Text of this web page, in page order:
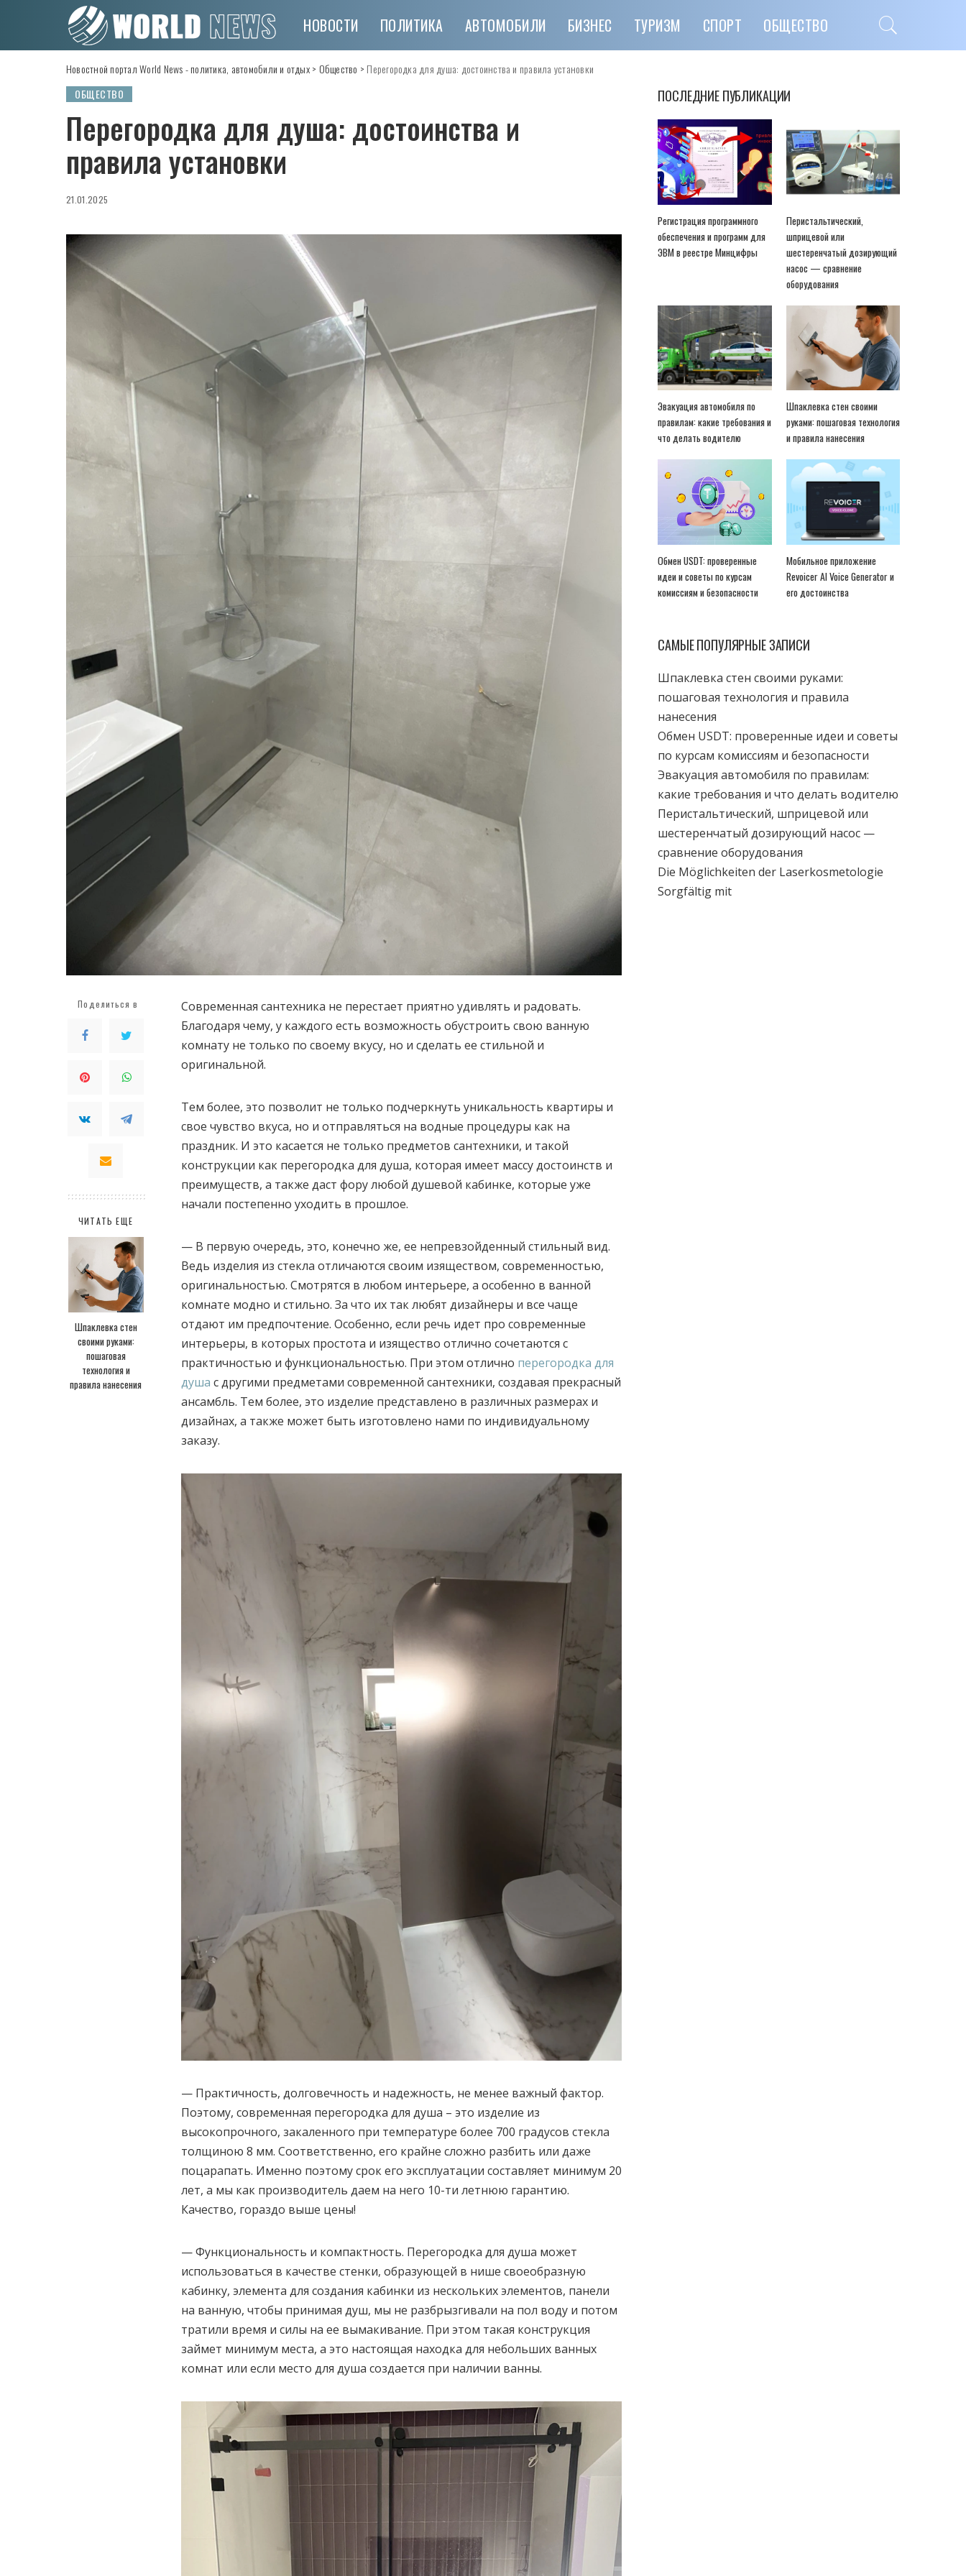
НОВОСТИ ПОЛИТИКА АВТОМОБИЛИ БИЗНЕС ТУРИЗМ СПОРТ ОБЩЕСТВО
Новостной портал World News - политика, автомобили и отдых> Общество > Перегородка для душа: достоинства и правила установки
ОБЩЕСТВО
Перегородка для душа: достоинства и
правила установки
21.01.2025
Поделиться в
ЧИТАТЬ ЕЩЕ
Шпаклевка стен
своими руками:
пошаговая
технология и
правила нанесения
Современная сантехника не перестает приятно удивлять и радовать.
Благодаря чему, у каждого есть возможность обустроить свою ванную
комнату не только по своему вкусу, но и сделать ее стильной и
оригинальной.
Тем более, это позволит не только подчеркнуть уникальность квартиры и
свое чувство вкуса, но и отправляться на водные процедуры как на
праздник. И это касается не только предметов сантехники, и такой
конструкции как перегородка для душа, которая имеет массу достоинств и
преимуществ, а также даст фору любой душевой кабинке, которые уже
начали постепенно уходить в прошлое.
— В первую очередь, это, конечно же, ее непревзойденный стильный вид.
Ведь изделия из стекла отличаются своим изяществом, современностью,
оригинальностью. Смотрятся в любом интерьере, а особенно в ванной
комнате модно и стильно. За что их так любят дизайнеры и все чаще
отдают им предпочтение. Особенно, если речь идет про современные
интерьеры, в которых простота и изящество отлично сочетаются с
практичностью и функциональностью. При этом отлично перегородка для
душа с другими предметами современной сантехники, создавая прекрасный
ансамбль. Тем более, это изделие представлено в различных размерах и
дизайнах, а также может быть изготовлено нами по индивидуальному
заказу.
— Практичность, долговечность и надежность, не менее важный фактор.
Поэтому, современная перегородка для душа – это изделие из
высокопрочного, закаленного при температуре более 700 градусов стекла
толщиною 8 мм. Соответственно, его крайне сложно разбить или даже
поцарапать. Именно поэтому срок его эксплуатации составляет минимум 20
лет, а мы как производитель даем на него 10-ти летнюю гарантию.
Качество, гораздо выше цены!
— Функциональность и компактность. Перегородка для душа может
использоваться в качестве стенки, образующей в нише своеобразную
кабинку, элемента для создания кабинки из нескольких элементов, панели
на ванную, чтобы принимая душ, мы не разбрызгивали на пол воду и потом
тратили время и силы на ее вымакивание. При этом такая конструкция
займет минимум места, а это настоящая находка для небольших ванных
комнат или если место для душа создается при наличии ванны.
ПОСЛЕДНИЕ ПУБЛИКАЦИИ
Регистрация программного
обеспечения и программ для
ЭВМ в реестре Минцифры
Перистальтический,
шприцевой или
шестеренчатый дозирующий
насос — сравнение
оборудования
Эвакуация автомобиля по
правилам: какие требования и
что делать водителю
Шпаклевка стен своими
руками: пошаговая технология
и правила нанесения
Обмен USDT: проверенные
идеи и советы по курсам
комиссиям и безопасности
Мобильное приложение
Revoicer AI Voice Generator и
его достоинства
САМЫЕ ПОПУЛЯРНЫЕ ЗАПИСИ
Шпаклевка стен своими руками:
пошаговая технология и правила
нанесения
Обмен USDT: проверенные идеи и советы
по курсам комиссиям и безопасности
Эвакуация автомобиля по правилам:
какие требования и что делать водителю
Перистальтический, шприцевой или
шестеренчатый дозирующий насос —
сравнение оборудования
Die Möglichkeiten der Laserkosmetologie
Sorgfältig mit